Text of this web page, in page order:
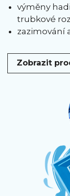
výměny
trubkové
zazimování
Zobrazit